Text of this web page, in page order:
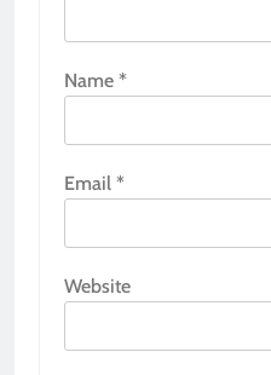
Name *
Email *
Website